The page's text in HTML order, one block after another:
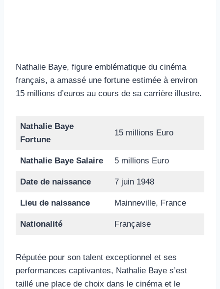
Nathalie Baye, figure emblématique du cinéma
français, a amassé une fortune estimée à environ
15 millions d’euros au cours de sa carrière illustre.
Nathalie Baye
Fortune
15 millions Euro
Nathalie Baye Salaire 5 millions Euro
Date de naissance 7 juin 1948
Lieu de naissance Mainneville, France
Nationalité Française
Réputée pour son talent exceptionnel et ses
performances captivantes, Nathalie Baye s’est
taillé une place de choix dans le cinéma et le